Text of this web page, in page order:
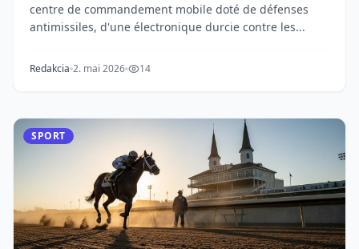
centre de commandement mobile doté de défenses
antimissiles, d'une électronique durcie contre les...
Redakcia 2. mai 2026 14
SPORT